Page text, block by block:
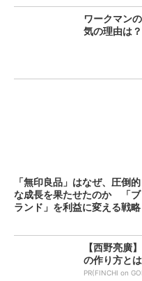
ワークマン
気の理由は
「無印良品」はなぜ、圧倒的
な成長を果たせたのか 「ブ
ランド」を利益に変える戦略
【西野亮廣
の作り方とは
PR(FINCHI on